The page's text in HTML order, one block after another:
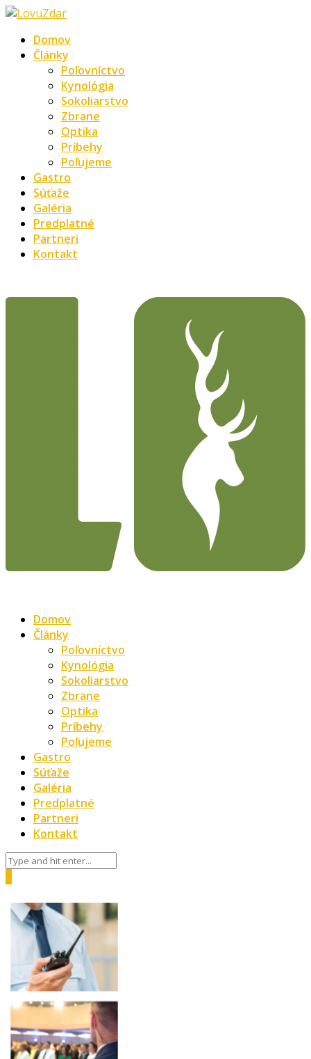
Domov
Články
Poľovníctvo
Kynológia
Sokoliarstvo
Zbrane
Optika
Príbehy
Poľujeme
Gastro
Súťaže
Galéria
Predplatné
Partneri
Kontakt
Domov
Články
Poľovníctvo
Kynológia
Sokoliarstvo
Zbrane
Optika
Príbehy
Poľujeme
Gastro
Súťaže
Galéria
Predplatné
Partneri
Kontakt